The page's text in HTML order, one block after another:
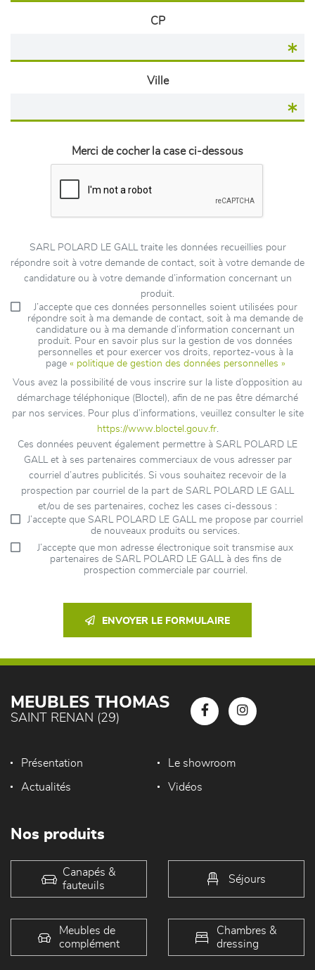
CP
Ville
Merci de cocher la case ci-dessous
SARL POLARD LE GALL traite les données recueillies pour
répondre soit à votre demande de contact, soit à votre demande de
candidature ou à votre demande d’information concernant un
produit.
J’accepte que ces données personnelles soient utilisées pour
répondre soit à ma demande de contact, soit à ma demande de
candidature ou à ma demande d’information concernant un
produit. Pour en savoir plus sur la gestion de vos données
personnelles et pour exercer vos droits, reportez-vous à la
page « politique de gestion des données personnelles »
Vous avez la possibilité de vous inscrire sur la liste d’opposition au
démarchage téléphonique (Bloctel), afin de ne pas être démarché
par nos services. Pour plus d’informations, veuillez consulter le site
https://www.bloctel.gouv.fr.
Ces données peuvent également permettre à SARL POLARD LE
GALL et à ses partenaires commerciaux de vous adresser par
courriel d’autres publicités. Si vous souhaitez recevoir de la
prospection par courriel de la part de SARL POLARD LE GALL
et/ou de ses partenaires, cochez les cases ci-dessous :
J’accepte que SARL POLARD LE GALL me propose par courriel
de nouveaux produits ou services.
J’accepte que mon adresse électronique soit transmise aux
partenaires de SARL POLARD LE GALL à des fins de
prospection commerciale par courriel.
ENVOYER LE FORMULAIRE
MEUBLES THOMAS
SAINT RENAN (29)
Présentation Le showroom
Actualités Vidéos
Nos produits
Canapés &
fauteuils
Séjours
Meubles de
complément
Chambres &
dressing